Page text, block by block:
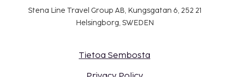
Stena Line Travel Group AB, Kungsgatan 6, 252 21
Helsingborg, SWEDEN
Tietoa Sembosta